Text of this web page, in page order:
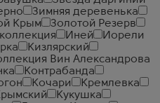
Зимняя деревенька
Крым
Золотой Резерв
Иней
Иорели
Кизлярский
Вин Александрова
Контрабанда
Кочари
Кремлевка
Кукушка